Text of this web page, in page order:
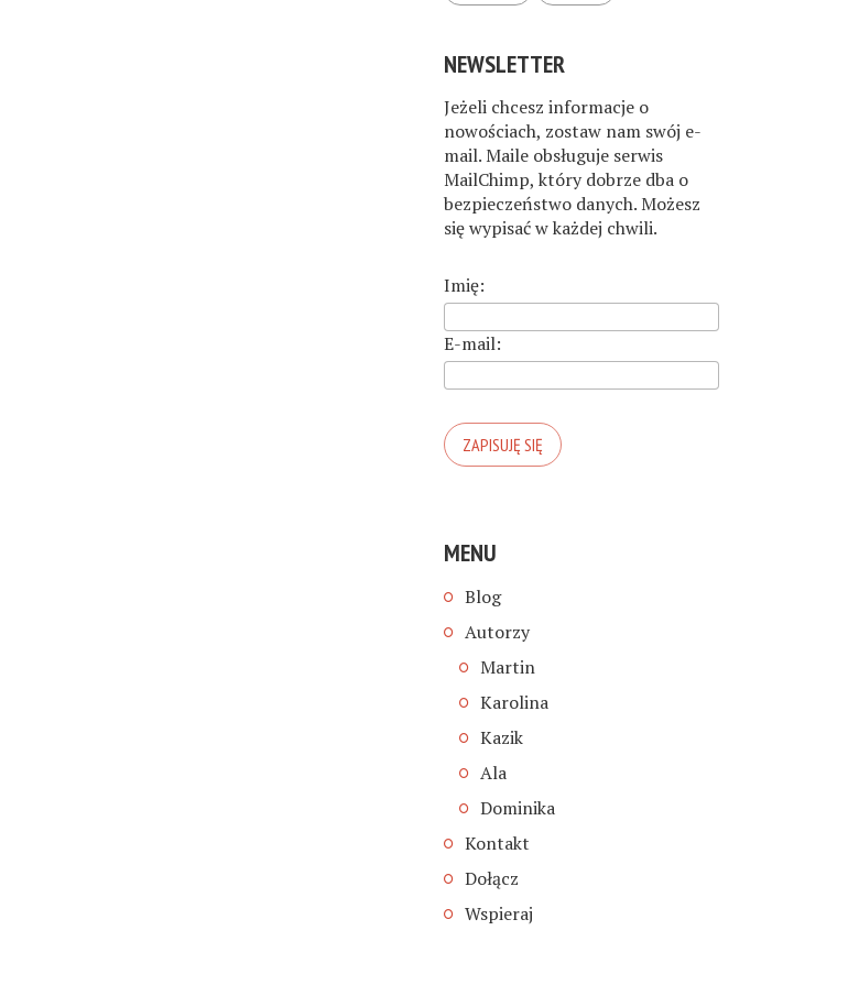
NEWSLETTER
Jeżeli chcesz informacje o
nowościach, zostaw nam swój e-
mail. Maile obsługuje serwis
MailChimp, który dobrze dba o
bezpieczeństwo danych. Możesz
się wypisać w każdej chwili.
Imię:
E-mail:
MENU
Blog
Autorzy
Martin
Karolina
Kazik
Ala
Dominika
Kontakt
Dołącz
Wspieraj